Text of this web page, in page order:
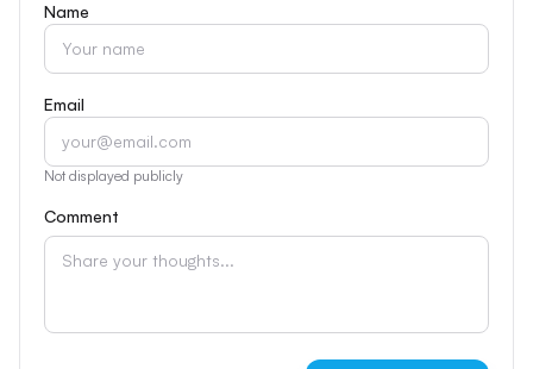
Name
Email
Not displayed publicly
Comment